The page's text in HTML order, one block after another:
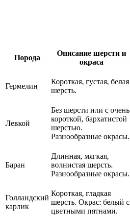
Порода
Описание шерсти и
окраса
Гермелин
Короткая, густая, белая
шерсть.
Левкой
Без шерсти или с очень
короткой, бархатистой
шерстью.
Разнообразные окрасы.
Баран
Длинная, мягкая,
волнистая шерсть.
Разнообразные окрасы.
Голландский
карлик
Короткая, гладкая
шерсть. Окрас: белый с
цветными пятнами.